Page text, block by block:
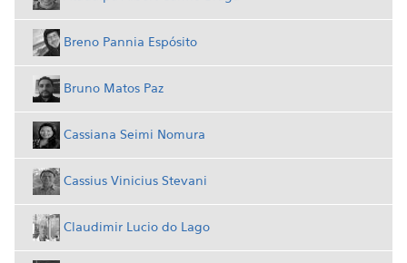
Breno Pannia Espósito
Bruno Matos Paz
Cassiana Seimi Nomura
Cassius Vinicius Stevani
Claudimir Lucio do Lago